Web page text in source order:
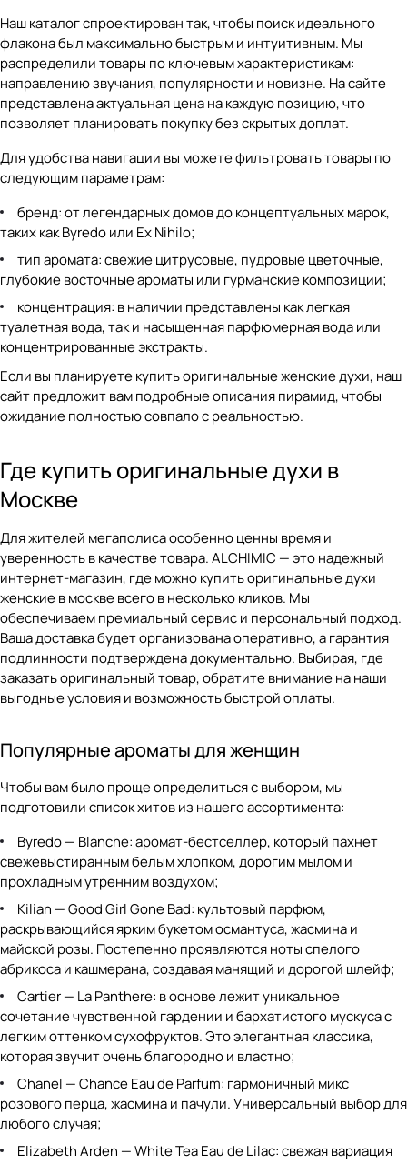
Нашкаталогспроектирован так, чтобы поиск идеального
флакона был максимально быстрым и интуитивным. Мы
распределили товары по ключевым характеристикам:
направлению звучания, популярности и новизне. На сайте
представлена актуальная цена на каждую позицию, что
позволяет планировать покупку без скрытых доплат.
Для удобства навигации вы можете фильтровать товары по
следующим параметрам:
бренд: от легендарных домов до концептуальных марок,
таких как Byredo или Ex Nihilo;
тип аромата: свежие цитрусовые, пудровые цветочные,
глубокиевосточные ароматы или гурманские композиции;
концентрация: в наличии представлены как легкая
туалетная вода, так и насыщенная парфюмерная вода или
концентрированные экстракты.
Если вы планируете купить оригинальные женские духи, наш
сайт предложит вам подробные описания пирамид, чтобы
ожидание полностью совпало с реальностью.
Где купить оригинальные духи в
Москве
Для жителей мегаполиса особенно ценны время и
уверенность в качестве товара. ALCHIMIC — это надежный
интернет-магазин, где можно купить оригинальные духи
женские в москве всего в несколько кликов. Мы
обеспечиваем премиальный сервис и персональный подход.
Ваша доставка будет организована оперативно, а гарантия
подлинности подтверждена документально. Выбирая, где
заказать оригинальный товар, обратите внимание на наши
выгодные условия и возможность быстрой оплаты.
Популярные ароматы для женщин
Чтобы вам было проще определиться с выбором, мы
подготовили список хитов из нашего ассортимента:
Byredo — Blanche: аромат-бестселлер, который пахнет
свежевыстиранным белым хлопком, дорогим мылом и
прохладным утренним воздухом;
Kilian — Good Girl Gone Bad: культовый парфюм,
раскрывающийся ярким букетом османтуса, жасмина и
майской розы. Постепенно проявляются ноты спелого
абрикоса и кашмерана, создавая манящий и дорогой шлейф;
Cartier — La Panthere: в основе лежит уникальное
сочетание чувственной гардении и бархатистого мускуса с
легким оттенком сухофруктов. Это элегантная классика,
которая звучит очень благородно и властно;
Chanel — Chance Eau de Parfum: гармоничный микс
розового перца, жасмина и пачули. Универсальный выбор для
любого случая;
Elizabeth Arden — White Tea Eau de Lilac: свежая вариация